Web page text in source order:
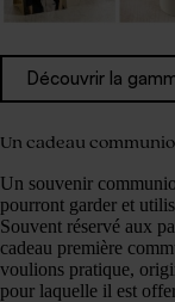
Découvrir la
Un cadeau
Un souvenir
pourront garder et
Souvent réservé aux
cadeau première
voulions pratique,
pour laquelle il est